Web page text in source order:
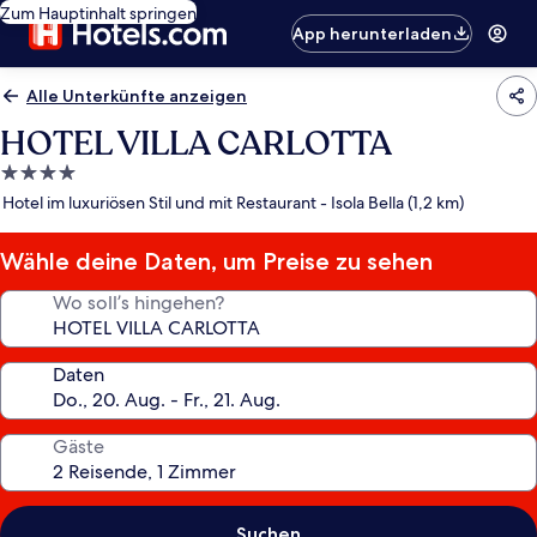
Zum Hauptinhalt springen
App herunterladen
Alle Unterkünfte anzeigen
HOTEL VILLA CARLOTTA
4.0-
Sterne-
Hotel im luxuriösen Stil und mit Restaurant - Isola Bella (1,2 km)
Wähle deine Daten, um Preise zu sehen
Wo soll’s hingehen?
Daten
Gäste